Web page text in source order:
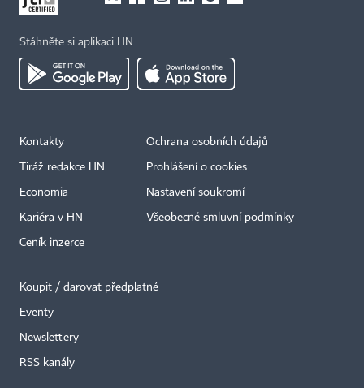
Stáhněte si aplikaci HN
Kontakty
Tiráž redakce HN
Economia
Kariéra v HN
Ceník inzerce
Ochrana osobních údajů
Prohlášení o cookies
Nastavení soukromí
Všeobecné smluvní podmínky
Koupit / darovat předplatné
Eventy
Newslettery
RSS kanály